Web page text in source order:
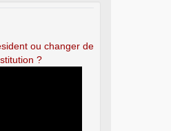
ou changer de
?